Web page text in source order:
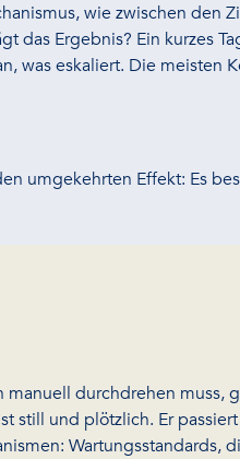
wie zwischen den
Ergebnis? Ein kurzes
was eskaliert. Die meisten
umgekehrten Effekt: Es
durchdrehen muss,
und plötzlich. Er
Wartungsstandards,